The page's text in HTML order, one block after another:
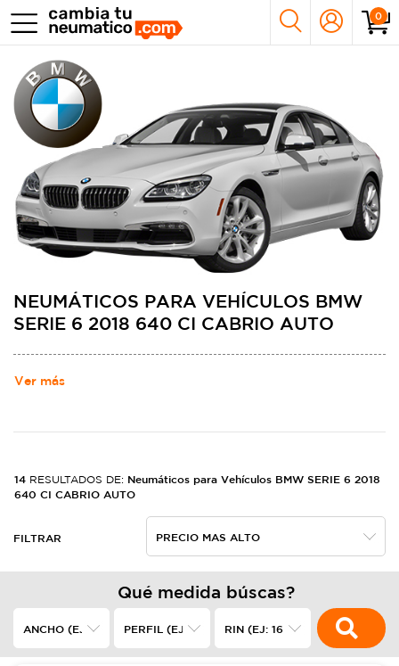
0
NEUMÁTICOS PARA VEHÍCULOS BMW
SERIE 6 2018 640 CI CABRIO AUTO
Ver más
14 RESULTADOS DE: Neumáticos para Vehículos BMW SERIE 6 2018
640 CI CABRIO AUTO
FILTRAR
Qué medida búscas?